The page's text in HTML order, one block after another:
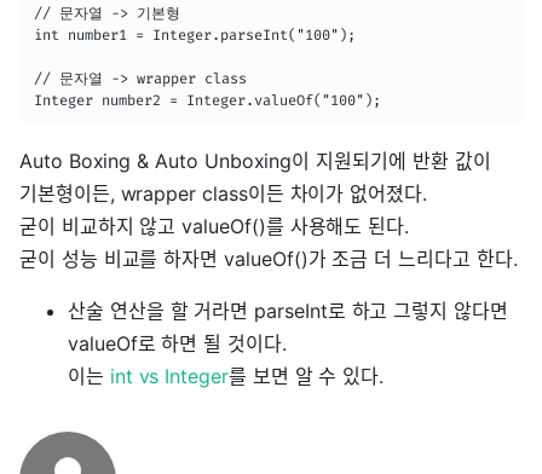
// 문자열 -> 기본형
int number1 = Integer.parseInt("100");
// 문자열 -> wrapper class
Integer number2 = Integer.valueOf("100");
Auto Boxing & Auto Unboxing이 지원되기에 반환 값이
기본형이든, wrapper class이든 차이가 없어졌다.
굳이 비교하지 않고 valueOf()를 사용해도 된다.
굳이 성능 비교를 하자면 valueOf()가 조금 더 느리다고 한다.
산술 연산을 할 거라면 parseInt로 하고 그렇지 않다면
valueOf로 하면 될 것이다.
이는 int vs Integer를 보면 알 수 있다.